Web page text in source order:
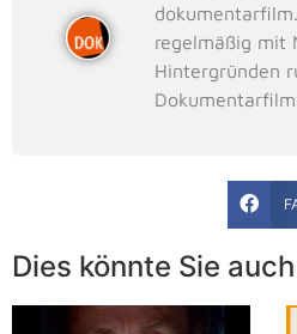
regelmäßig mit
Hintergründen
Dies könnte Sie